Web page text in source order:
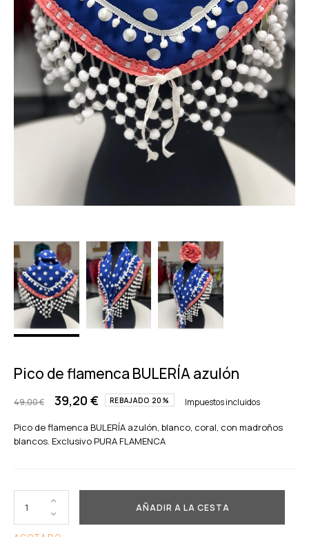
Pico de flamenca BULERÍA azulón
49,00 € 39,20 € REBAJADO 20% Impuestos incluidos
Pico de flamenca BULERÍA azulón, blanco, coral, con madroños
blancos. Exclusivo PURA FLAMENCA
AÑADIR A LA CESTA